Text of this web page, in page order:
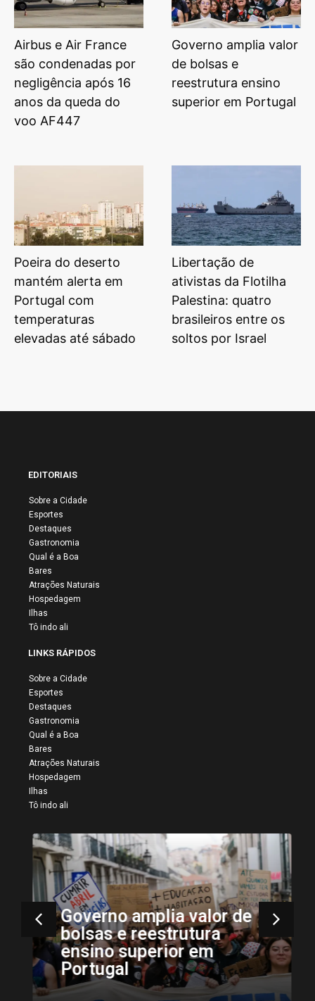
Airbus e Air France
são condenadas por
negligência após 16
anos da queda do
voo AF447
Governo amplia valor
de bolsas e
reestrutura ensino
superior em Portugal
Poeira do deserto
mantém alerta em
Portugal com
temperaturas
elevadas até sábado
Libertação de
ativistas da Flotilha
Palestina: quatro
brasileiros entre os
soltos por Israel
EDITORIAIS
Sobre a Cidade
Esportes
Destaques
Gastronomia
Qual é a Boa
Bares
Atrações Naturais
Hospedagem
Ilhas
Tô indo ali
LINKS RÁPIDOS
Sobre a Cidade
Esportes
Destaques
Gastronomia
Qual é a Boa
Bares
Atrações Naturais
Hospedagem
Ilhas
Tô indo ali
Governo amplia valor de
bolsas e reestrutura
ensino superior em
Portugal